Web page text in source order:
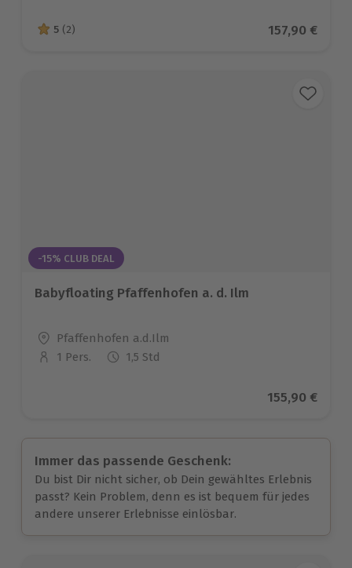
5 von 5 Sternen basierend auf 2 Bewertungen
5 (2) Aktueller
157,90 €
-15% CLUB DEAL
Babyfloating Pfaffenhofen a. d. Ilm
Standort
Pfaffenhofen a.d.Ilm
Anzahl der Teilnehmer
1 Pers. 1,5 Std
Aktueller
155,90 €
Immer das passende Geschenk:
Du bist Dir nicht sicher, ob Dein gewähltes Erlebnis
passt? Kein Problem, denn es ist bequem für jedes
andere unserer Erlebnisse einlösbar.